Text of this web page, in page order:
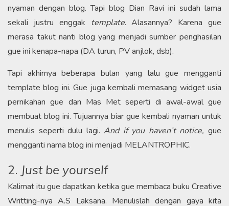
nyaman dengan blog. Tapi blog Dian Ravi ini sudah lama
sekali justru enggak
template. Alasannya? Karena gue
merasa takut nanti blog yang menjadi sumber penghasilan
gue ini kenapa-napa (DA turun, PV anjlok, dsb).
Tapi akhirnya beberapa bulan yang lalu gue mengganti
template blog ini. Gue juga kembali memasang widget usia
pernikahan gue dan Mas Met seperti di awal-awal gue
membuat blog ini. Tujuannya biar gue kembali nyaman untuk
menulis seperti dulu lagi.And if you haven’t notice,gue
mengganti nama blog ini menjadi MELANTROPHIC.
2. Just be yourself
Kalimat itu gue dapatkan ketika gue membaca buku Creative
Writting-nya A.S Laksana. Menulislah dengan gaya kita